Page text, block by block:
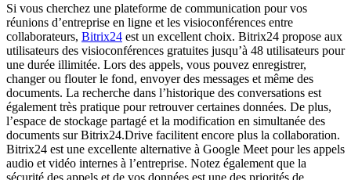
Si vous cherchez une plateforme de communication pour vos
réunions d’entreprise en ligne et les visioconférences entre
collaborateurs, Bitrix24 est un excellent choix. Bitrix24 propose aux
utilisateurs des visioconférences gratuites jusqu’à 48 utilisateurs pour
une durée illimitée. Lors des appels, vous pouvez enregistrer,
changer ou flouter le fond, envoyer des messages et même des
documents. La recherche dans l’historique des conversations est
également très pratique pour retrouver certaines données. De plus,
l’espace de stockage partagé et la modification en simultanée des
documents sur Bitrix24.Drive facilitent encore plus la collaboration.
Bitrix24 est une excellente alternative à Google Meet pour les appels
audio et vidéo internes à l’entreprise. Notez également que la
sécurité des appels et de vos données est une des priorités de